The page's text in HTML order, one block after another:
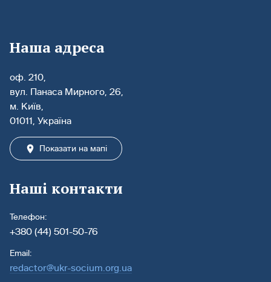
Наша адреса
оф. 210,
вул. Панаса Мирного, 26,
м. Київ,
01011, Україна
Показати на мапі
Наші контакти
Телефон:
+380 (44) 501-50-76
Email:
redactor@ukr-socium.org.ua